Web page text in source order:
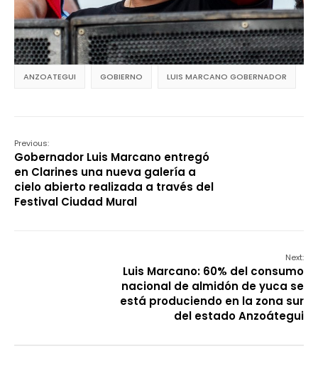
ANZOATEGUI GOBIERNO LUIS MARCANO GOBERNADOR
Previous:
Gobernador Luis Marcano entregó
en Clarines una nueva galería a
cielo abierto realizada a través del
Festival Ciudad Mural
Next:
Luis Marcano: 60% del consumo
nacional de almidón de yuca se
está produciendo en la zona sur
del estado Anzoátegui